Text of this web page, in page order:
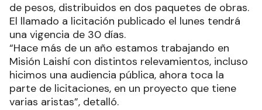
de pesos, distribuidos en dos paquetes de obras.
El llamado a licitación publicado el lunes tendrá
una vigencia de 30 días.
“Hace más de un año estamos trabajando en
Misión Laishí con distintos relevamientos, incluso
hicimos una audiencia pública, ahora toca la
parte de licitaciones, en un proyecto que tiene
varias aristas”, detalló.